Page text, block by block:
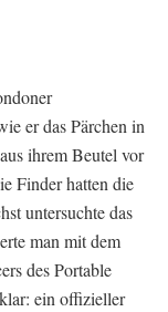
er das Pärchen in
ihrem Beutel vor
Finder hatten die
untersuchte das
man mit dem
des Portable
ein offizieller